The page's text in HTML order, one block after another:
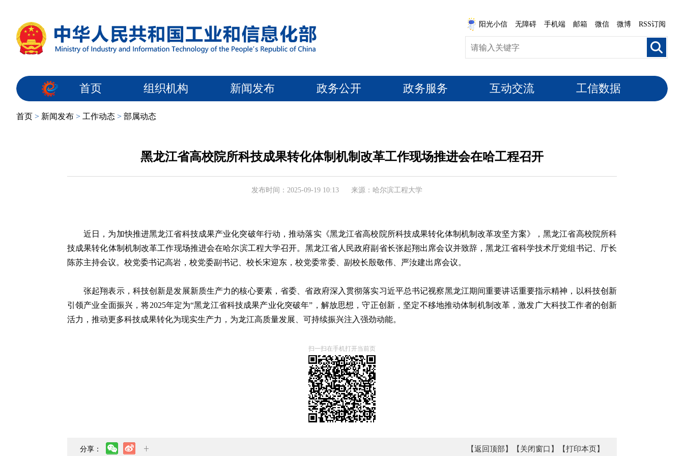
阳光小信 无障碍 手机端 邮箱 微信 微博 RSS订阅
首页 组织机构 新闻发布 政务公开 政务服务 互动交流 工信数据
首页 > 新闻发布 > 工作动态 > 部属动态
黑龙江省高校院所科技成果转化体制机制改革工作现场推进会在哈工程召开
发布时间：2025-09-19 10:13 来源：哈尔滨工程大学
近日，为加快推进黑龙江省科技成果产业化突破年行动，推动落实《黑龙江省高校院所科技成果转化体制机制改革攻坚方案》，黑龙江省高校院所科
技成果转化体制机制改革工作现场推进会在哈尔滨工程大学召开。黑龙江省人民政府副省长张起翔出席会议并致辞，黑龙江省科学技术厅党组书记、厅长
陈苏主持会议。校党委书记高岩，校党委副书记、校长宋迎东，校党委常委、副校长殷敬伟、严汝建出席会议。
张起翔表示，科技创新是发展新质生产力的核心要素，省委、省政府深入贯彻落实习近平总书记视察黑龙江期间重要讲话重要指示精神，以科技创新
引领产业全面振兴，将2025年定为“黑龙江省科技成果产业化突破年”，解放思想，守正创新，坚定不移地推动体制机制改革，激发广大科技工作者的创新
活力，推动更多科技成果转化为现实生产力，为龙江高质量发展、可持续振兴注入强劲动能。
扫一扫在手机打开当前页
分享： 【返回顶部】 【关闭窗口】 【打印本页】